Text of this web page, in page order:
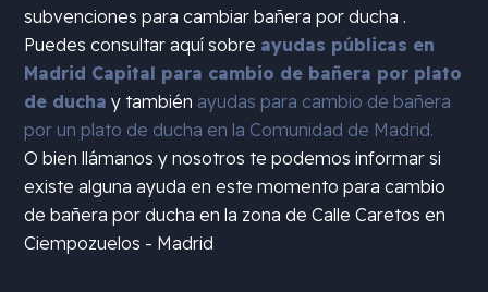
subvenciones para cambiar bañera por ducha .
Puedes consultar aquí sobre ayudas públicas en
Madrid Capital para cambio de bañera por plato
de ducha y también ayudas para cambio de bañera
por un plato de ducha en la Comunidad de Madrid.
O bien llámanos y nosotros te podemos informar si
existe alguna ayuda en este momento para cambio
de bañera por ducha en la zona deCalle Caretos en
Ciempozuelos - Madrid